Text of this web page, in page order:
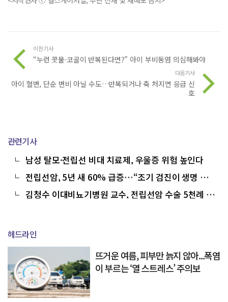
이전기사
“누런 콧물·코골이 반복된다면?” 아이 부비동염 의심해봐야
다음기사
아이 혈변, 단순 변비 아닐 수도…반복되거나 축 처지면 응급 신
호
관련기사
남성 탈모·전립선 비대 치료제, 우울증 위험 높인다
전립선암, 5년 새 60% 급증…“조기 검진이 생명 지
킨다”
김청수 이대비뇨기병원 교수, 전립선암 수술 5천례 달
헤드라인
뜨거운 여름, 피부만 늙지 않아...폭염
이 부르는 ‘열 스트레스’ 주의보